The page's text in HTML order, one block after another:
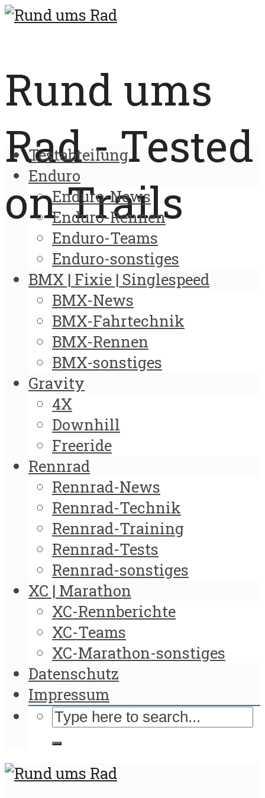
Rund ums
Rad - Tested
on Trails
Testabteilung
Enduro
Enduro-News
Enduro-Rennen
Enduro-Teams
Enduro-sonstiges
BMX | Fixie | Singlespeed
BMX-News
BMX-Fahrtechnik
BMX-Rennen
BMX-sonstiges
Gravity
4X
Downhill
Freeride
Rennrad
Rennrad-News
Rennrad-Technik
Rennrad-Training
Rennrad-Tests
Rennrad-sonstiges
XC | Marathon
XC-Rennberichte
XC-Teams
XC-Marathon-sonstiges
Datenschutz
Impressum